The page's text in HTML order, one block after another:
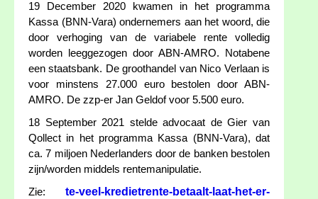
19 December 2020 kwamen in het programma
Kassa (BNN-Vara) ondernemers aan het woord, die
door verhoging van de variabele rente volledig
worden leeggezogen door ABN-AMRO. Notabene
een staatsbank. De groothandel van Nico Verlaan is
voor minstens 27.000 euro bestolen door ABN-
AMRO. De zzp-er Jan Geldof voor 5.500 euro.
18 September 2021 stelde advocaat de Gier van
Qollect in het programma Kassa (BNN-Vara), dat
ca. 7 miljoen Nederlanders door de banken bestolen
zijn/worden middels rentemanipulatie.
Zie: te-veel-kredietrente-betaalt-laat-het-er-